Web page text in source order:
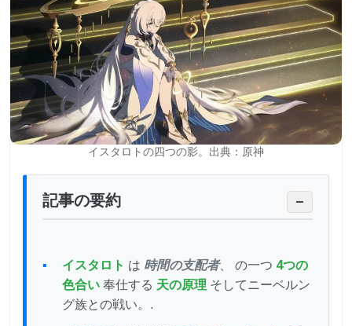
イスタロトの四つの影。出典：原神
記事の要約 −
イスタロト は 時間の支配者、 の一つ 4つの
色合い 奉仕する 天の原理 そしてニーベルン
グ族との戦い。.